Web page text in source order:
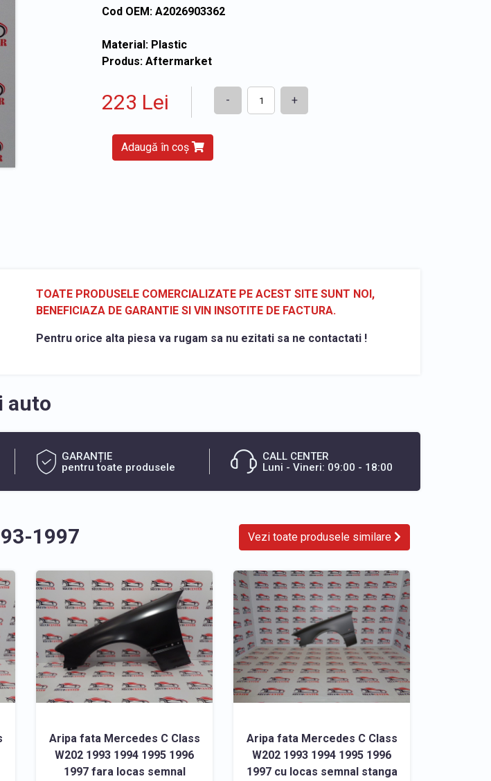
Cod OEM: A2026903362
Material: Plastic
Produs: Aftermarket
223 Lei - +
Adaugă în coș
TOATE PRODUSELE COMERCIALIZATE PE ACEST SITE SUNT NOI,
BENEFICIAZA DE GARANTIE SI VIN INSOTITE DE FACTURA.
Pentru orice alta piesa va rugam sa nu ezitati sa ne contactati !
auto
GARANȚIE
pentru toate produsele
CALL CENTER
Luni - Vineri: 09:00 - 18:00
1997 Vezi toate produsele similare
Aripa fata Mercedes C Class
W202 1993 1994 1995 1996
1997 fara locas semnal
Aripa fata Mercedes C Class
W202 1993 1994 1995 1996
1997 cu locas semnal stanga